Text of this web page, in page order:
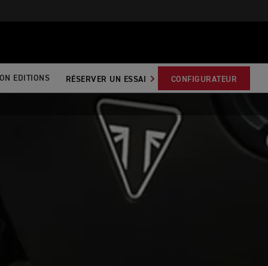
EDITIONS RÉSERVER UN ESSAI CONFIGURATEUR